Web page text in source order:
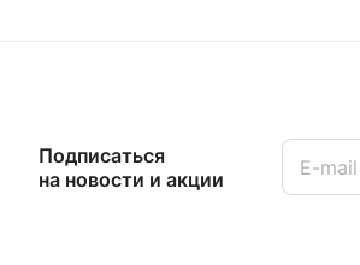
Подписаться
на новости и акции